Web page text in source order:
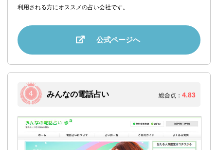
利用される方にオススメの占い会社です。
公式ページへ
みんなの電話占い 総合点： 4.83